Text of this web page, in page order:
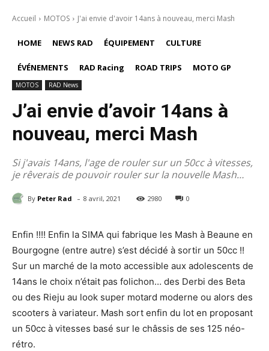
Accueil MOTOS J'ai envie d'avoir 14ans à nouveau, merci Mash
HOME NEWS RAD ÉQUIPEMENT CULTURE
ÉVÉNEMENTS RAD Racing ROAD TRIPS MOTO GP
MOTOS RAD News
J’ai envie d’avoir 14ans à
nouveau, merci Mash
Si j'avais 14ans, l'age de rouler sur un 50cc à vitesses,
je rêverais de pouvoir rouler sur la nouvelle Mash…
By Peter Rad - 8 avril, 2021 2980 0
Enfin !!!! Enfin la SIMA qui fabrique les Mash à Beaune en
Bourgogne (entre autre) s’est décidé à sortir un 50cc !!
Sur un marché de la moto accessible aux adolescents de
14ans le choix n’était pas folichon… des Derbi des Beta
ou des Rieju au look super motard moderne ou alors des
scooters à variateur. Mash sort enfin du lot en proposant
un 50cc à vitesses basé sur le châssis de ses 125 néo-
rétro.